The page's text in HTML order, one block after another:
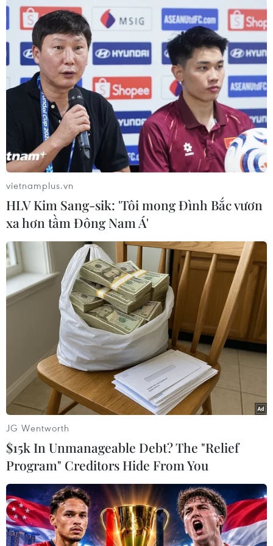
Theo dõi VietnamPlus
TIN CÙNG CHUYÊN MỤC
Model Kid Vietnam 2026 "tiếp lửa"
cho thí sinh nhí khu vực phía Nam
27/07/2026 07:48
VPBank và Coolmate nâng trải
nghiệm tại VPBank Hanoi
International Marathon
24/07/2026 08:40
Chanel, Bulgari và hàng loạt hãng xa
xỉ tại Italy bị khám xét văn phòng
17/07/2026 08:26
Model Kid Vietnam 2026 lộ diện dàn
thí sinh nhí "đáng gờm" khu vực phía
Bắc
17/07/2026 04:51
vietnamplus.vn
HLV Kim Sang-sik: 'Tôi mong Đình Bắc vươn
xa hơn tầm Đông Nam Á'
JG Wentworth
$15k In Unmanageable Debt? The "Relief
Program" Creditors Hide From You